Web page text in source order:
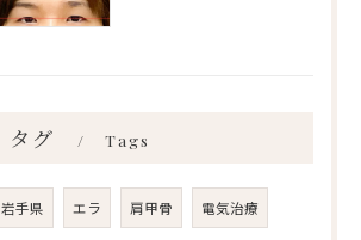
タグ Tags
岩手県 エラ 肩甲骨 電気治療